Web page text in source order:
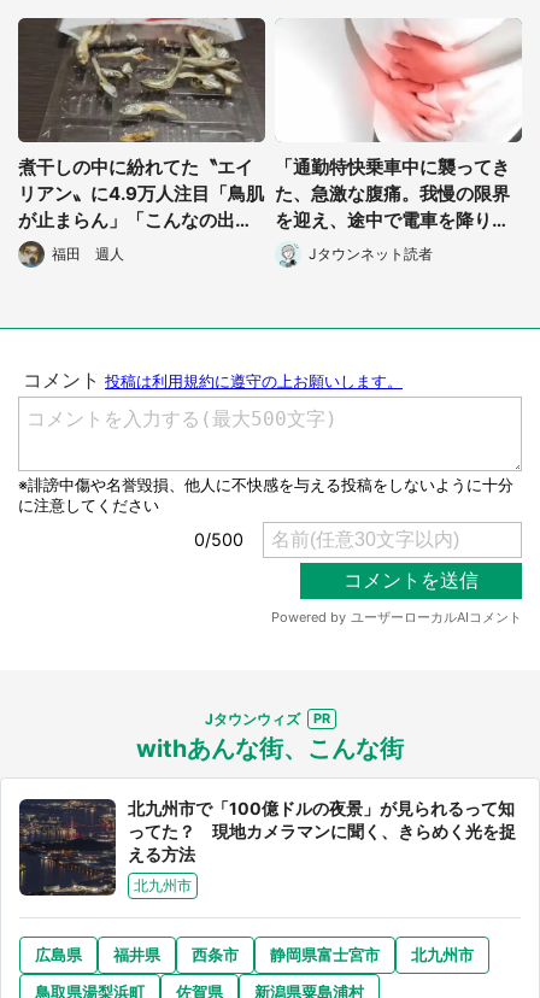
次元まとめ】
煮干しの中に紛れてた〝エイ
リアン〟に4.9万人注目「鳥肌
が止まらん」「こんなの出て
きたら泣き喚く」
福田 週人
「通勤特快乗車中に襲ってき
た、急激な腹痛。我慢の限界
を迎え、途中で電車を降りよ
うとしたけれど...」（東京
都・30代女性）
Jタウンネット読者
Jタウンウィズ
withあんな街、こんな街
北九州市で「100億ドルの夜景」が見られるって知
ってた？ 現地カメラマンに聞く、きらめく光を捉
える方法
北九州市
広島県 福井県 西条市 静岡県富士宮市
北九州市
鳥取県湯梨浜町
佐賀県 新潟県粟島浦村